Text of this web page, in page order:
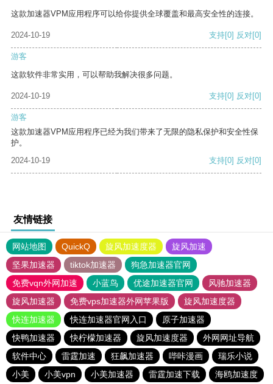
这款加速器VPM应用程序可以给你提供全球覆盖和最高安全性的连接。
2024-10-19 支持[0] 反对[0]
游客
这款软件非常实用，可以帮助我解决很多问题。
2024-10-19 支持[0] 反对[0]
游客
这款加速器VPM应用程序已经为我们带来了无限的隐私保护和安全性保
护。
2024-10-19
支持[0] 反对[0]
友情链接
网站地图 QuickQ 旋风加速度器
旋风加速
坚果加速器
tiktok加速器
狗急加速器官网
免费vqn外网加速
小蓝鸟 优途加速器官网
风驰加速器
旋风加速器
免费vps加速器外网苹果版
旋风加速度器
快连加速器
快连加速器官网入口
原子加速器
快鸭加速器
快柠檬加速器 旋风加速度器
外网网址导航
软件中心
雷霆加速 狂飙加速器 哔咔漫画
瑞乐小说
小美
小美vpn 小美加速器 雷霆加速下载 海鸥加速度